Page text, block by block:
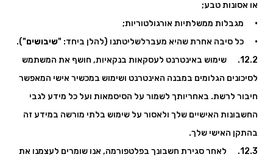
או אסונות טבע;
· מגבלות ממשלתיות אורגולטוריות;
· כל סיבה אחרת שהיא מעברלשליטתנו (להלן ביחד: "שיבושים").
12.2. שימוש באינטרנט לעסקאות בנקאיות, חושף את המשתמש
לסיכונים הגלומים במבנה האינטרנט ושימוש במכשיר אישי המאפשר
חיבור לרשת. באחריותך לשמור על הסיסמאות ועל כל מידע לגבי
החשבונות האישיים שלך ולאסור על שימוש בלתי מורשה במידע זה
בהתקן האישי שלך.
12.3. לאחר סגירת חשבונך בפלטפורמה, אנו שומרים לעצמנו את